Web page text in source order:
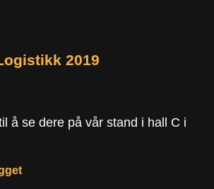
2019
å se dere på vår stand i hall C i